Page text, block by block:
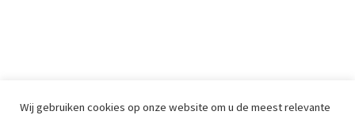
Wij gebruiken cookies op onze website om u de meest relevante